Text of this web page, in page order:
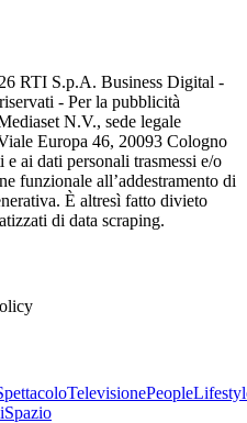
RTI S.p.A. Business Digital -
- Per la pubblicità
N.V., sede legale
Europa 46, 20093 Cologno
ai dati personali trasmessi e/o
funzionale all’addestramento di
È altresì fatto divieto
di data scraping.
TelevisionePeople
Spazio